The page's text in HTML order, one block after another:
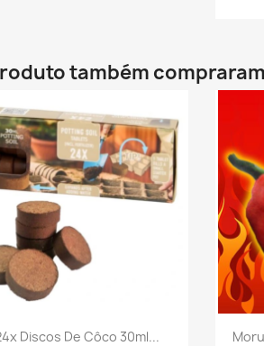
também
Vista rápida
Discos De Côco 30ml...